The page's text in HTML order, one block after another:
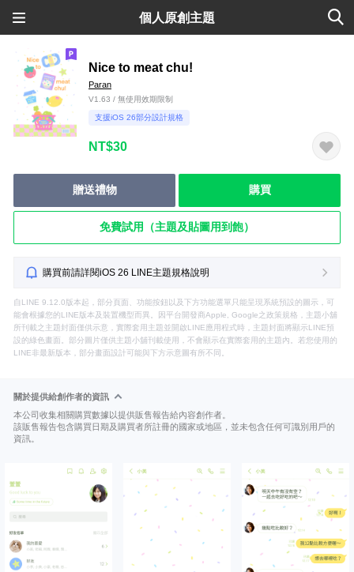
個人原創主題
Nice to meat chu!
Paran
V1.63 / 無使用效期限制
支援iOS 26部分設計規格
NT$30
贈送禮物 購買
免費試用（主題及貼圖用到飽）
購買前請詳閱iOS 26 LINE主題規格說明
自LINE 9.12.0版本起，部分頁面、功能按鈕以及下方功能選單只能呈現系統預設的圖示，可
能會根據您的LINE版本及裝置機型而異。因平台開發商Apple, Google之政策規格，主題小舖
所刊載之主題封面僅供示意，實際套用主題並開啟LINE應用程式時，主題封面將顯示LINE預
設的綠色畫面。部分圖片僅供主題小舖刊載使用，不會顯示在實際套用的主題內。若您使用的
LINE非最新版本，部分畫面設計可能與下方示意圖有所不同。
關於提供給創作者的資訊
本公司收集相關購買數據以提供販售報告給內容創作者。
該販售報告包含購買日期及購買者所註冊的國家或地區，並未包含任何可識別用戶的
資訊。